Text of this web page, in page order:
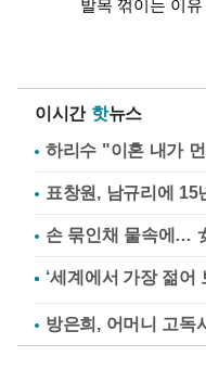
이시간 핫뉴스
하리수 "이혼 내가
표창원, 남규리에
손 묶인채 물속에…
방은희, 어머니 고독